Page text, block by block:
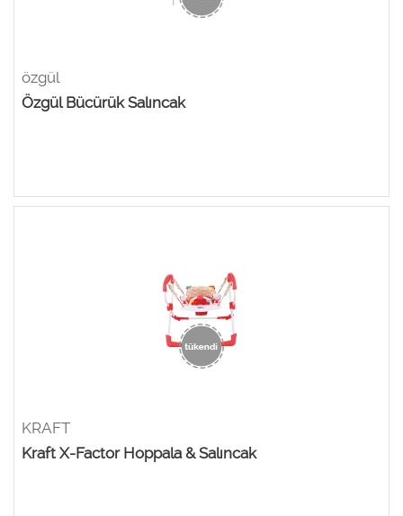
özgül
Özgül Bücürük Salıncak
KRAFT
Kraft X-Factor Hoppala & Salıncak